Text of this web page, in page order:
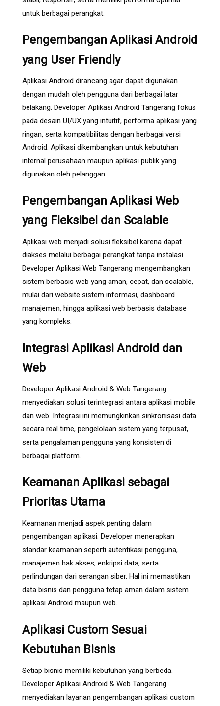
untuk berbagai perangkat.
Pengembangan Aplikasi Android
yang User Friendly
Aplikasi Android dirancang agar dapat digunakan
dengan mudah oleh pengguna dari berbagai latar
belakang. Developer Aplikasi Android Tangerang fokus
pada desain UI/UX yang intuitif, performa aplikasi yang
ringan, serta kompatibilitas dengan berbagai versi
Android. Aplikasi dikembangkan untuk kebutuhan
internal perusahaan maupun aplikasi publik yang
digunakan oleh pelanggan.
Pengembangan Aplikasi Web
yang Fleksibel dan Scalable
Aplikasi web menjadi solusi fleksibel karena dapat
diakses melalui berbagai perangkat tanpa instalasi.
Developer Aplikasi Web Tangerang mengembangkan
sistem berbasis web yang aman, cepat, dan scalable,
mulai dari website sistem informasi, dashboard
manajemen, hingga aplikasi web berbasis database
yang kompleks.
Integrasi Aplikasi Android dan
Web
Developer Aplikasi Android & Web Tangerang
menyediakan solusi terintegrasi antara aplikasi mobile
dan web. Integrasi ini memungkinkan sinkronisasi data
secara real time, pengelolaan sistem yang terpusat,
serta pengalaman pengguna yang konsisten di
berbagai platform.
Keamanan Aplikasi sebagai
Prioritas Utama
Keamanan menjadi aspek penting dalam
pengembangan aplikasi. Developer menerapkan
standar keamanan seperti autentikasi pengguna,
manajemen hak akses, enkripsi data, serta
perlindungan dari serangan siber. Hal ini memastikan
data bisnis dan pengguna tetap aman dalam sistem
aplikasi Android maupun web.
Aplikasi Custom Sesuai
Kebutuhan Bisnis
Setiap bisnis memiliki kebutuhan yang berbeda.
Developer Aplikasi Android & Web Tangerang
menyediakan layanan pengembangan aplikasi custom